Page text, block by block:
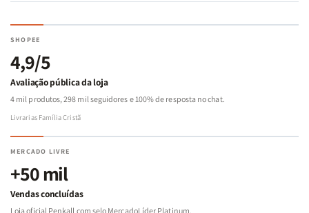
SHOPEE
4,9/5
Avaliação pública da loja
4 mil produtos, 298 mil seguidores e 100% de resposta no chat.
Livrarias Família Cristã
MERCADO LIVRE
+50 mil
Vendas concluídas
Loja oficial Penkall com selo MercadoLíder Platinum.